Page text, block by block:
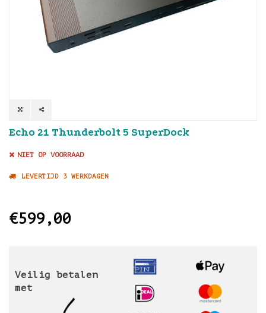
Echo 21 Thunderbolt 5 SuperDock
NIET OP VOORRAAD
LEVERTIJD 3 WERKDAGEN
€599,00
Veilig betalen
met